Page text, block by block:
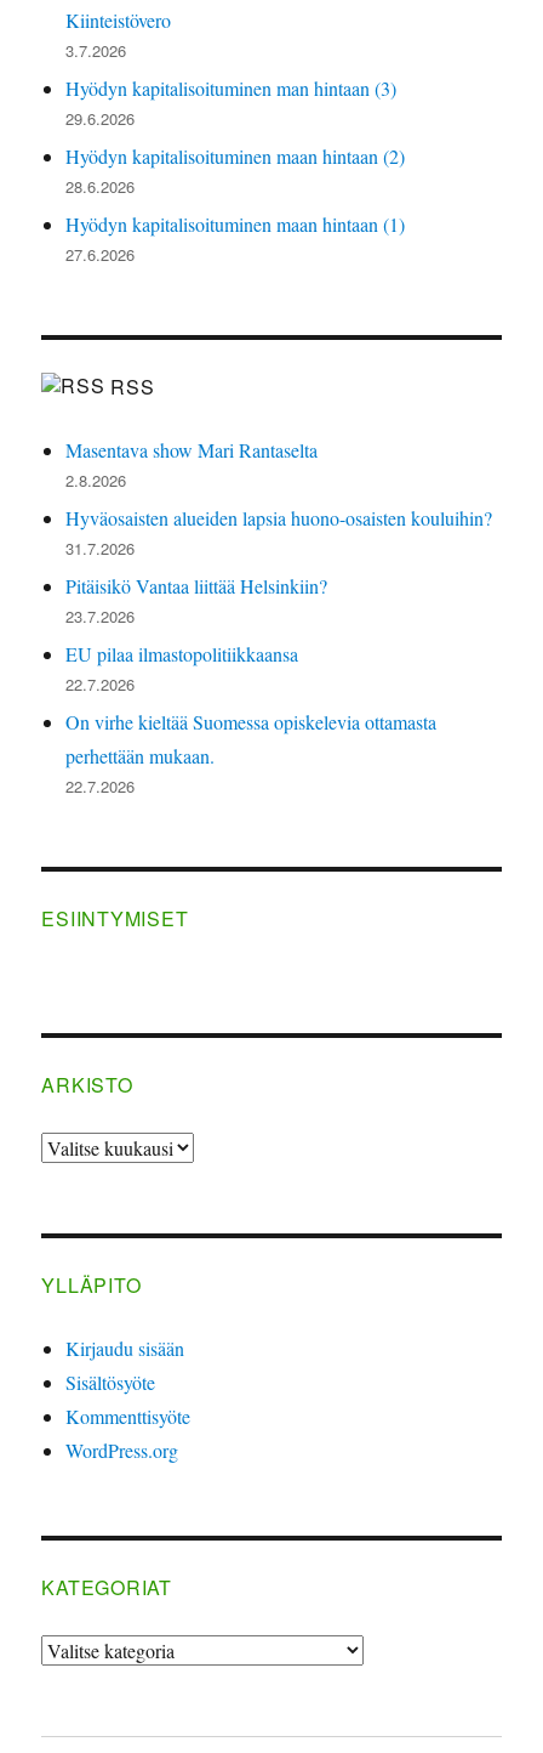
Kiinteistövero
3.7.2026
Hyödyn kapitalisoituminen man hintaan (3)
29.6.2026
Hyödyn kapitalisoituminen maan hintaan (2)
28.6.2026
Hyödyn kapitalisoituminen maan hintaan (1)
27.6.2026
RSS
Masentava show Mari Rantaselta
2.8.2026
Hyväosaisten alueiden lapsia huono-osaisten kouluihin?
31.7.2026
Pitäisikö Vantaa liittää Helsinkiin?
23.7.2026
EU pilaa ilmastopolitiikkaansa
22.7.2026
On virhe kieltää Suomessa opiskelevia ottamasta
perhettään mukaan.
22.7.2026
ESIINTYMISET
ARKISTO
ARKISTO
YLLÄPITO
Kirjaudu sisään
Sisältösyöte
Kommenttisyöte
WordPress.org
KATEGORIAT
Kategoriat